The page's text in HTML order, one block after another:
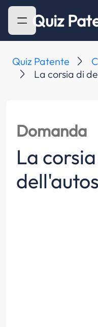
Quiz
Quiz Patente
La corsia di
Domanda
La